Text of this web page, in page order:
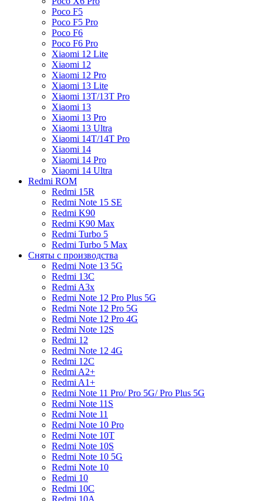
Poco F5
Poco F5 Pro
Poco F6
Poco F6 Pro
Xiaomi 12 Lite
Xiaomi 12
Xiaomi 12 Pro
Xiaomi 13 Lite
Xiaomi 13T/13T Pro
Xiaomi 13
Xiaomi 13 Pro
Xiaomi 13 Ultra
Xiaomi 14T/14T Pro
Xiaomi 14
Xiaomi 14 Pro
Xiaomi 14 Ultra
Redmi ROM
Redmi 15R
Redmi Note 15 SE
Redmi K90
Redmi K90 Max
Redmi Turbo 5
Redmi Turbo 5 Max
Сняты с производства
Redmi Note 13 5G
Redmi 13C
Redmi A3x
Redmi Note 12 Pro Plus 5G
Redmi Note 12 Pro 5G
Redmi Note 12 Pro 4G
Redmi Note 12S
Redmi 12
Redmi Note 12 4G
Redmi 12C
Redmi A2+
Redmi A1+
Redmi Note 11 Pro/ Pro 5G/ Pro Plus 5G
Redmi Note 11S
Redmi Note 11
Redmi Note 10 Pro
Redmi Note 10T
Redmi Note 10S
Redmi Note 10 5G
Redmi Note 10
Redmi 10
Redmi 10C
Redmi 10A